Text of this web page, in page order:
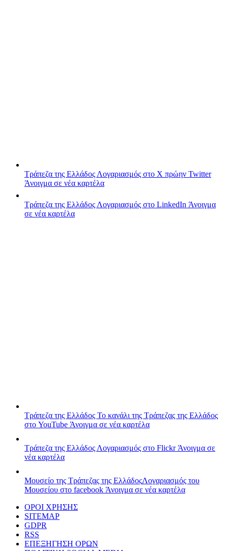
Τράπεζα της Ελλάδος Λογαριασμός στο X πρώην Twitter
Άνοιγμα σε νέα καρτέλα
Τράπεζα της Ελλάδος Λογαριασμός στο LinkedIn Άνοιγμα
σε νέα καρτέλα
Τράπεζα της Ελλάδος Το κανάλι της Τράπεζας της Ελλάδος
στο YouTube Άνοιγμα σε νέα καρτέλα
Τράπεζα της Ελλάδος Λογαριασμός στο FlickrΆνοιγμα σε
νέα καρτέλα
Μουσείο της Τράπεζας της ΕλλάδοςΛογαριασμός του
Μουσείου στο facebook Άνοιγμα σε νέα καρτέλα
ΟΡΟΙ ΧΡΗΣΗΣ
SITEMAP
GDPR
RSS
ΕΠΕΞΗΓΗΣΗ ΟΡΩΝ